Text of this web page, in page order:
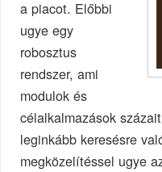
a piacot. Előbbi
ugye egy
robosztus
rendszer, ami
modulok és
célalkalmazások
leginkább keresésre
megközelítéssel ugye